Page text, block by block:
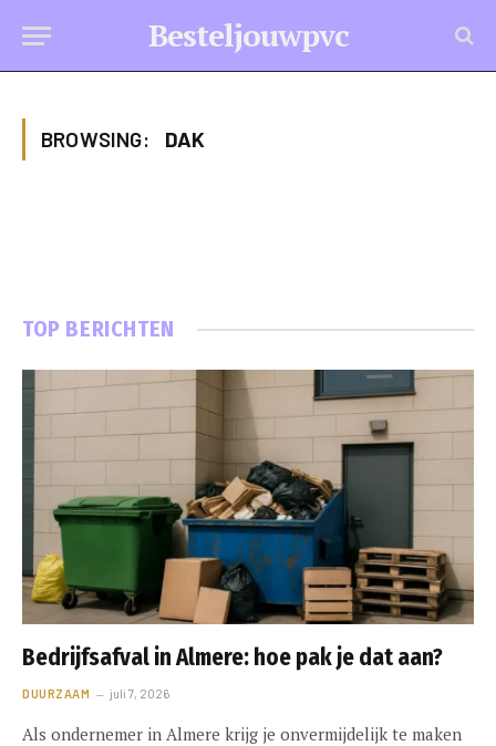
Besteljouwpvc
BROWSING: DAK
TOP BERICHTEN
Bedrijfsafval in Almere: hoe pak je dat aan?
DUURZAAM juli 7, 2026
Als ondernemer in Almere krijg je onvermijdelijk te maken